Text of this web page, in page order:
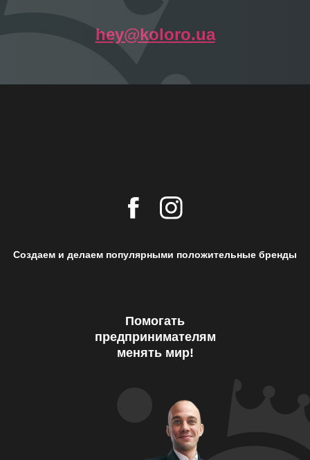
hey@koloro.ua
Создаем и делаем популярными положительные бренды
Помогать
предпринимателям
менять мир!